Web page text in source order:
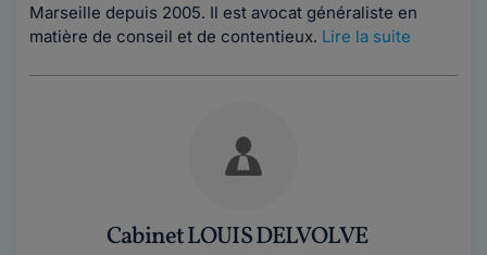
Marseille depuis 2005. Il est avocat généraliste en
matière de conseil et de contentieux. Lire la suite
Cabinet LOUIS DELVOLVE